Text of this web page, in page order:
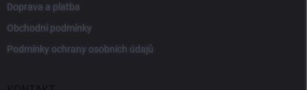
Doprava a platba
Obchodní podmínky
Podmínky ochrany osobních údajů